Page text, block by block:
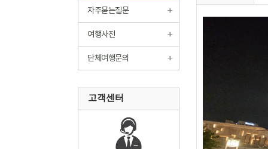
자주묻는질문
여행사진
단체여행문의
고객센터